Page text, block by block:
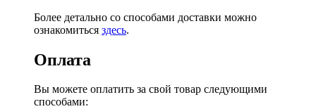
Более детально со способами доставки можно
ознакомиться здесь.
Оплата
Вы можете оплатить за свой товар следующими
способами: